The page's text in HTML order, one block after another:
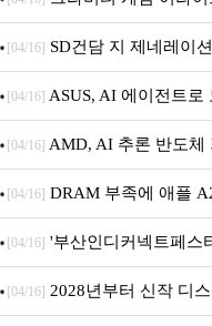
던전 13’ 참가!
[04/16] SD건담 지 제네레이
아의 용사’ 재개최 및 풍성
[04/16] ASUS, AI 에이전트로
[04/16] AMD, AI 추론 반도체
[04/16] DRAM 부족에 애플
퍼 대기
[04/16] '부산인디커넥트페스
개막... 22일간 진행
[04/16] 2028년부터 신작 디